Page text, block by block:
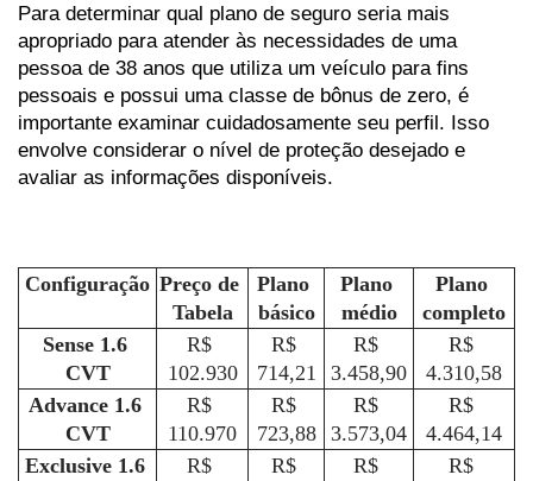
Para determinar qual plano de seguro seria mais
apropriado para atender às necessidades de uma
pessoa de 38 anos que utiliza um veículo para fins
pessoais e possui uma classe de bônus de zero, é
importante examinar cuidadosamente seu perfil. Isso
envolve considerar o nível de proteção desejado e
avaliar as informações disponíveis.
Configuração Preço de
Tabela
Plano
básico
Plano
médio
Plano
completo
Sense 1.6
CVT
R$
102.930
R$
714,21
R$
3.458,90
R$
4.310,58
Advance 1.6
CVT
R$
110.970
R$
723,88
R$
3.573,04
R$
4.464,14
Exclusive 1.6
R$
R$
R$
R$